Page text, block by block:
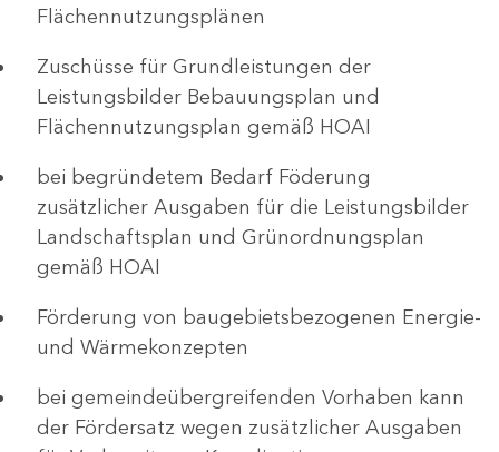
Flächennutzungsplänen
Zuschüsse für Grundleistungen der
Leistungsbilder Bebauungsplan und
Flächennutzungsplan gemäß HOAI
bei begründetem Bedarf Föderung
zusätzlicher Ausgaben für die Leistungsbilder
Landschaftsplan und Grünordnungsplan
gemäß HOAI
Förderung von baugebietsbezogenen Energie-
und Wärmekonzepten
bei gemeindeübergreifenden Vorhaben kann
der Fördersatz wegen zusätzlicher Ausgaben